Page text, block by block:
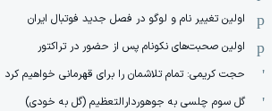
اولین تغییر نام و لوگو در فصل جدید فوتبال ایران
اولین صحبت‌های نکونام پس از حضور در تراکتور
حجت کریمی: تمام تلاشمان را برای قهرمانی خواهیم کرد
گل سوم چلسی به جوهوردارالتعظیم (گل به خودی)